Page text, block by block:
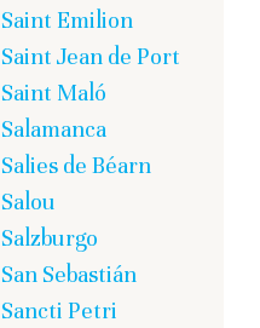
Saint Emilion
Saint Jean de Port
Saint Maló
Salamanca
Salies de Béarn
Salou
Salzburgo
San Sebastián
Sancti Petri